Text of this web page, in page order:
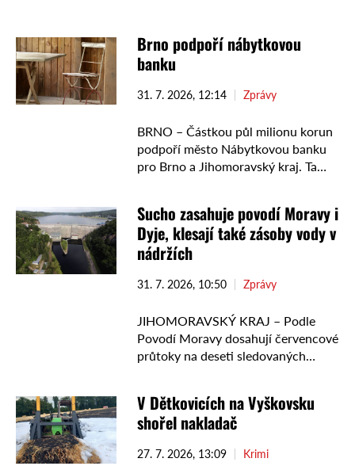
pokročilá lamela Z ...
Brno podpoří nábytkovou
banku
31. 7. 2026, 12:14 Zprávy
BRNO – Částkou půl milionu korun
podpoří město Nábytkovou banku
pro Brno a Jihomoravský kraj. Ta
„Brno podpoří jak …
Sucho zasahuje povodí Moravy i
Dyje, klesají také zásoby vody v
nádržích
31. 7. 2026, 10:50 Zprávy
JIHOMORAVSKÝ KRAJ – Podle
Povodí Moravy dosahují červencové
průtoky na deseti sledovaných
Nedostatek srážek se promítá také
do naplněnosti významných
V Dětkovicích na Vyškovsku
shořel nakladač
27. 7. 2026, 13:09 Krimi